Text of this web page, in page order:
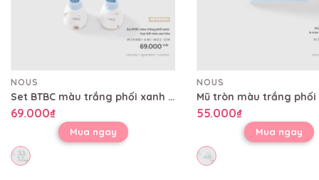
NOUS
Set BTBC màu trắng phối xanh họa tiết mèo sao hỏa
69.000₫
Mua ngay
NOUS
55.000₫
Mua ngay